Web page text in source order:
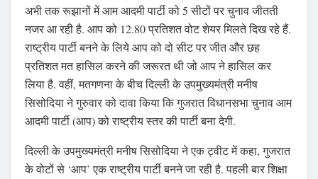
अभी तक रूझानों में आम आदमी पार्टी को 5 सीटों पर चुनाव जीतती
नजर आ रही है. आप को 12.80 प्रतिशत वोट शेयर मिलते दिख रहे हैं.
राष्ट्रीय पार्टी बनने के लिये आप को दो सीट पर जीत और छह
प्रतिशत मत हासिल करने की जरूरत थी जो आप ने हासिल कर
लिया है. वहीं, मतगणना के बीच दिल्ली के उपमुख्यमंत्री मनीष
सिसोदिया ने गुरुवार को दावा किया कि गुजरात विधानसभा चुनाव आम
आदमी पार्टी (आप) को राष्ट्रीय स्तर की पार्टी बना देगी.
दिल्ली के उपमुख्यमंत्री मनीष सिसोदिया ने एक ट्वीट में कहा, गुजरात
के वोटों से ‘आप’ एक राष्ट्रीय पार्टी बनने जा रही है. पहली बार शिक्षा